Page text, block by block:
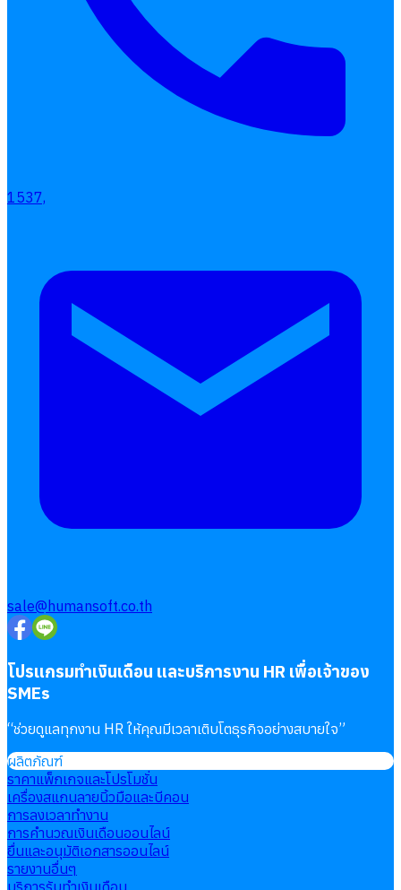
การคิดเงินเดือน
ลางาน
โอที
แบบฟอร์มประเมินพนักงาน
1537,
sale@humansoft.co.th
โปรแกรมทำเงินเดือน และบริการงาน HR เพื่อเจ้าของ
SMEs
“ช่วยดูแลทุกงาน HR ให้คุณมีเวลาเติบโตธุรกิจอย่างสบายใจ”
ผลิตภัณฑ์
ราคาแพ็กเกจและโปรโมชั่น
เครื่องสแกนลายนิ้วมือและบีคอน
การลงเวลาทำงาน
การคำนวณเงินเดือนออนไลน์
ยื่นและอนุมัติเอกสารออนไลน์
รายงานอื่นๆ